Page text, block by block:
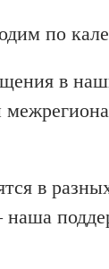
по
в
в